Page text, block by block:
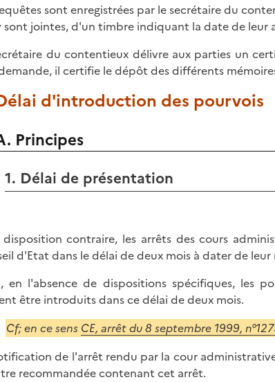
sont enregistrées par le secrétaire du
sont jointes, d'un timbre indiquant la date de leur
du contentieux délivre aux parties un
il certifie le dépôt des différents
d'introduction des pourvois
Principes
1. Délai de présentation
disposition contraire, les arrêts des cours
d'Etat dans le délai de deux mois à dater de
en l'absence de dispositions spécifiques, les
être introduits dans ce délai de deux mois.
Cf; en ce sens CE, arrêt du 8 septembre 1999,
de l'arrêt rendu par la cour
recommandée contenant cet arrêt.